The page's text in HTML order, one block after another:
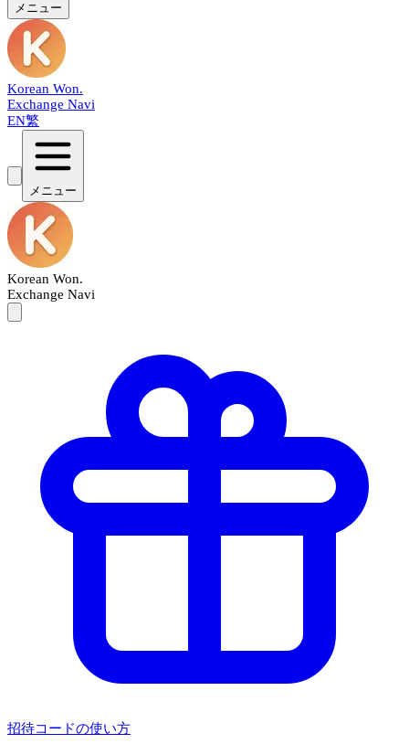
メニュー
Korean Won.
Exchange Navi
EN繁
メニュー
Korean Won.
Exchange Navi
招待コードの使い方